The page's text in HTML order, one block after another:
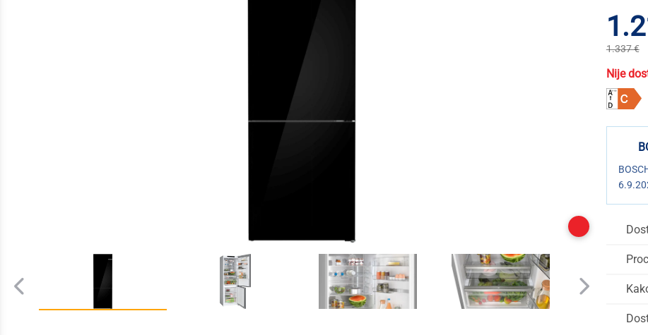
1.337 €
Nije